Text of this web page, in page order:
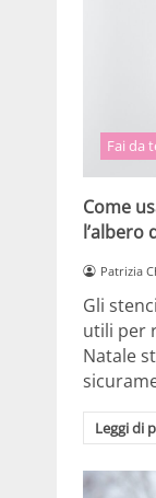
Fai da
Come
l’albero
Patrizia
Gli
utili per
Natale
Leggi di